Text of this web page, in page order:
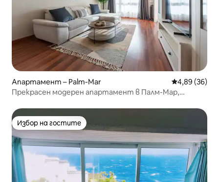
Апартамент – Palm-Mar Средна
4,89 (36)
Прекрасен модерен апартамент в Палм-Мар,
Избор на гостите
Избор на гостите